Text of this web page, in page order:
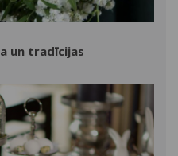
un tradīcijas